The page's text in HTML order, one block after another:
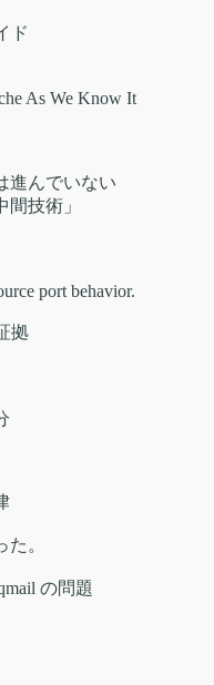
ド
As We Know It
進んでいない
技術」
port behavior.
拠
。
の問題